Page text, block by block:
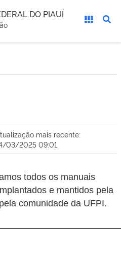
DO PIAUÍ
mais recente:
03/2025 09:01
todos os manuais
e mantidos pela
comunidade da UFPI.